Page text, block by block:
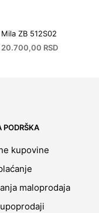
Mila ZB 512S02
20.700,00 RSD
PODRŠKA
kupovine
maloprodaja